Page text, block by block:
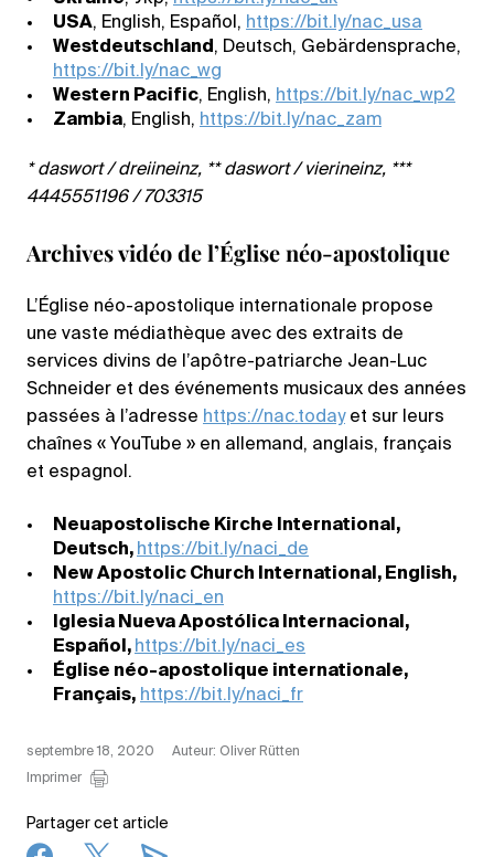
USA, English, Español, https://bit.ly/nac_usa
Westdeutschland, Deutsch, Gebärdensprache,
https://bit.ly/nac_wg
Western Pacific, English, https://bit.ly/nac_wp2
Zambia, English, https://bit.ly/nac_zam
* daswort / dreiineinz, ** daswort / vierineinz, ***
4445551196 / 703315
Archives vidéo de l’Église néo-apostolique
L’Église néo-apostolique internationale propose
une vaste médiathèque avec des extraits de
services divins de l’apôtre-patriarche Jean-Luc
Schneider et des événements musicaux des années
passées à l’adresse https://nac.todayet sur leurs
chaînes « YouTube » en allemand, anglais, français
et espagnol.
Neuapostolische Kirche International,
Deutsch, https://bit.ly/naci_de
New Apostolic Church International, English,
https://bit.ly/naci_en
Iglesia Nueva Apostólica Internacional,
Español, https://bit.ly/naci_es
Église néo-apostolique internationale,
Français, https://bit.ly/naci_fr
septembre 18, 2020
Auteur: Oliver Rütten
Imprimer
Partager cet article